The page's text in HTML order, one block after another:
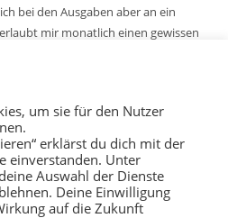
bei den Ausgaben aber an ein
mir monatlich einen gewissen
aufzubauen.
Freiheit
um sie für den Nutzer
erklärst du dich mit der
einverstanden. Unter
Auswahl der Dienste
Deine Einwilligung
auf die Zukunft